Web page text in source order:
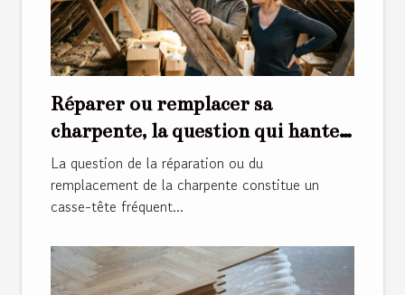
Réparer ou remplacer sa
charpente, la question qui hante
les propriétaires
La question de la réparation ou du
remplacement de la charpente constitue un
casse-tête fréquent...